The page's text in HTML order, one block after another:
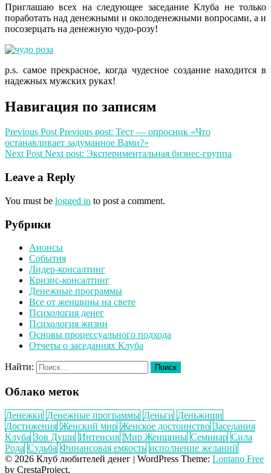
Приглашаю всех на следующее заседание Клуба не только
поработать над денежными и околоденежными вопросами, а и
посозерцать на денежную чудо-розу!
p.s. самое прекрасное, когда чудесное создание находится в
надежных мужских руках!
Навигация по записям
Previous Post Previous post: Тест — опросник «Что
останавливает задуманное Вами?»
Next Post Next post: Экспериментальная бизнес-группа
Leave a Reply
You must be logged in to post a comment.
Рубрики
Анонсы
События
Лидер-консалтинг
Кризис-консалтинг
Денежные программы
Все от женщины на свете
Психология денег
Психология жизни
Основы процессуального подхода
Отчеты о заседаниях Клуба
Найти:
Облако меток
Денежки Денежные программы Деньги Деньжищи
Достижения Женский мир Женское достоинство Заседания
Клуба Зов Души Интенсив Мир Женщины Семинар Сила
Рода Судьба Финансовая емкость исполнение желаний
© 2026 Клуб любителей денег | WordPress Theme: Lontano Free
by CrestaProject.